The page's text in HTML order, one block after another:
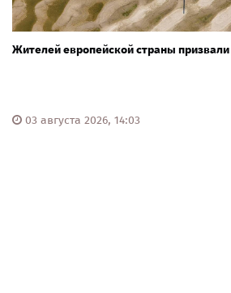
Жителей европейской страны
03 августа 2026, 14:03